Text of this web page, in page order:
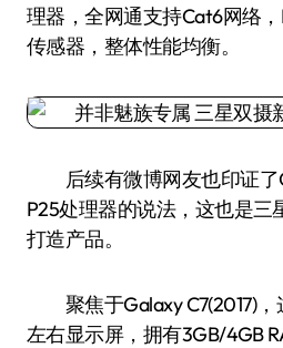
理器，全网通支持Cat6网络
传感器，整体性能均衡。
后续有微博网友也印证了
P25处理器的说法，这也是三
打造产品。
聚焦于Galaxy C7(2017)，
左右显示屏，拥有3GB/4GB